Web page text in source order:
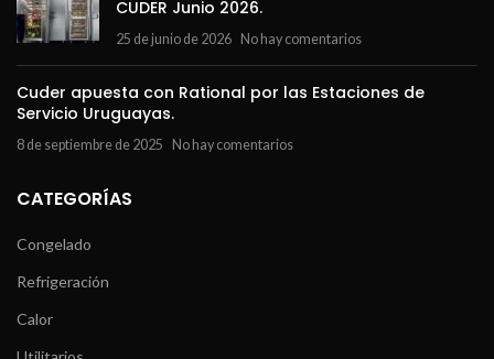
CUDER Junio 2026.
25 de junio de 2026 No hay comentarios
Cuder apuesta con Rational por las Estaciones de
Servicio Uruguayas.
8 de septiembre de 2025 No hay comentarios
CATEGORÍAS
Congelado
Refrigeración
Calor